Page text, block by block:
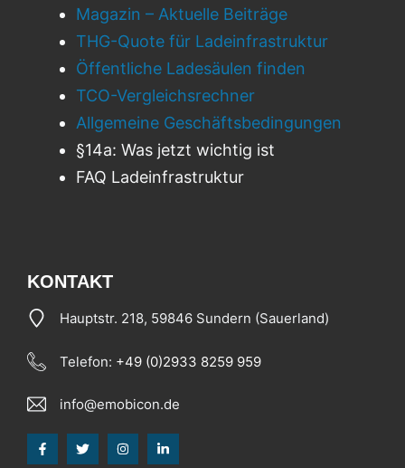
Magazin – Aktuelle Beiträge
THG-Quote für Ladeinfrastruktur
Öffentliche Ladesäulen finden
TCO-Vergleichsrechner
Allgemeine Geschäftsbedingungen
§14a: Was jetzt wichtig ist
FAQ Ladeinfrastruktur
KONTAKT
Hauptstr. 218, 59846 Sundern (Sauerland)
Telefon: +49 (0)2933 8259 959
info@emobicon.de